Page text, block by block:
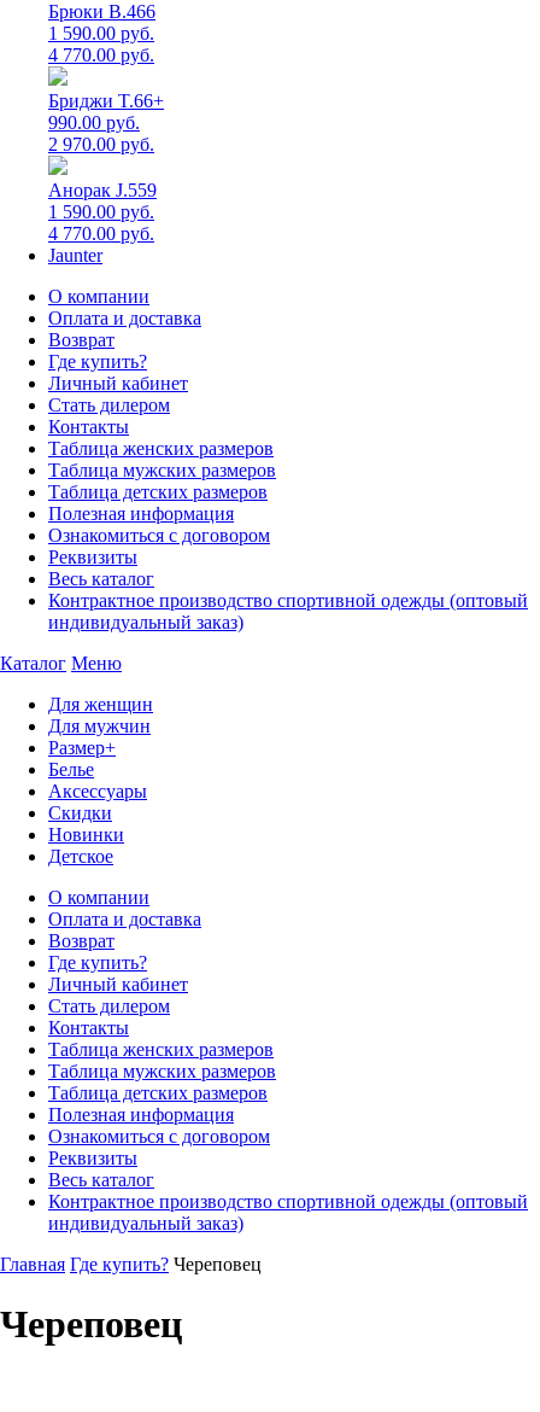
Брюки B.466
1 590.00 руб.
4 770.00 руб.
Бриджи T.66+
990.00 руб.
2 970.00 руб.
Анорак J.559
1 590.00 руб.
4 770.00 руб.
Jaunter
О компании
Оплата и доставка
Возврат
Где купить?
Личный кабинет
Стать дилером
Контакты
Таблица женских размеров
Таблица мужских размеров
Таблица детских размеров
Полезная информация
Ознакомиться с договором
Реквизиты
Весь каталог
Контрактное производство спортивной одежды (оптовый
индивидуальный заказ)
Каталог Меню
Для женщин
Для мужчин
Размер+
Белье
Аксессуары
Скидки
Новинки
Детское
О компании
Оплата и доставка
Возврат
Где купить?
Личный кабинет
Стать дилером
Контакты
Таблица женских размеров
Таблица мужских размеров
Таблица детских размеров
Полезная информация
Ознакомиться с договором
Реквизиты
Весь каталог
Контрактное производство спортивной одежды (оптовый
индивидуальный заказ)
Главная Где купить? Череповец
Череповец